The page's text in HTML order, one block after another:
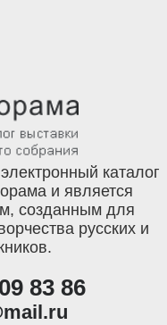
каталог
и является
созданным для
русских и
83 86